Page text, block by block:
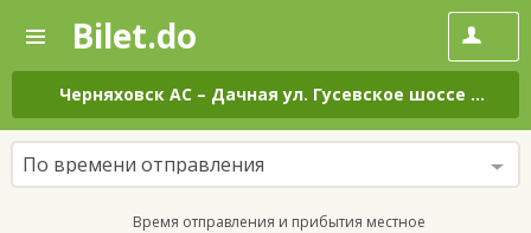
—
Поиск
и
покупка
билетов
на
автобус
онлайн
Bilet.do
Черняховск АС – Дачная ул. Гусевское шоссе на
По времени отправления
Время отправления и прибытия местное